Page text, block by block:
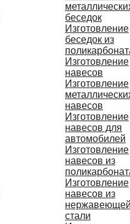
беседок
Изготовление
беседок из
Изготовление
навесов
Изготовление
навесов
Изготовление
навесов для
автомобилей
Изготовление
навесов из
Изготовление
навесов из
стали